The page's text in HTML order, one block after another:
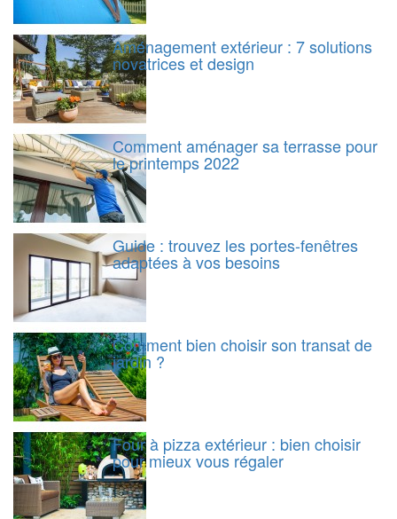
Aménagement extérieur : 7 solutions
novatrices et design
Comment aménager sa terrasse pour
le printemps 2022
Guide : trouvez les portes-fenêtres
adaptées à vos besoins
Comment bien choisir son transat de
jardin ?
Four à pizza extérieur : bien choisir
pour mieux vous régaler